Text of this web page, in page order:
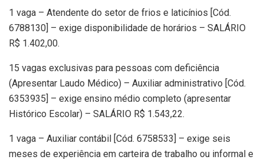
1 vaga – Atendente do setor de frios e laticínios [Cód.
6788130] – exige disponibilidade de horários – SALÁRIO
R$ 1.402,00.
15 vagas exclusivas para pessoas com deficiência
(Apresentar Laudo Médico) – Auxiliar administrativo [Cód.
6353935] – exige ensino médio completo (apresentar
Histórico Escolar) – SALÁRIO R$ 1.543,22.
1 vaga – Auxiliar contábil [Cód. 6758533] – exige seis
meses de experiência em carteira de trabalho ou informal e